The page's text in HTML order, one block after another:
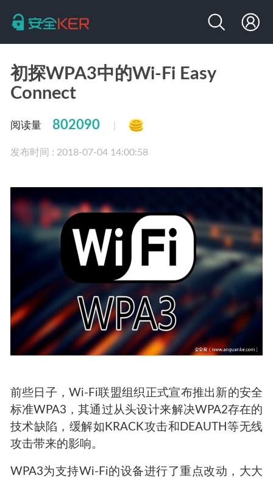
初探WPA3中的Wi-Fi Easy
Connect
阅读量 802090
发布时间 : 2018-07-04 14:00:58
前些日子，Wi-Fi联盟组织正式宣布推出新的安全
标准WPA3，其通过从头设计来解决WPA2存在的
技术缺陷，缓解如KRACK攻击和DEAUTH等无线
攻击带来的影响。
WPA3为支持Wi-Fi的设备进行了重点改动，大大